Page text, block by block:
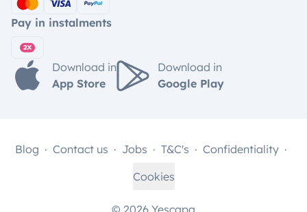
Pay in instalments
Download in
App Store
Download in
Google Play
Blog Contact us Jobs T&C's
Confidentiality
Cookies